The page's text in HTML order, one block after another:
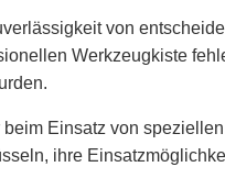
von
Werkzeugkiste
Einsatz von
ihre